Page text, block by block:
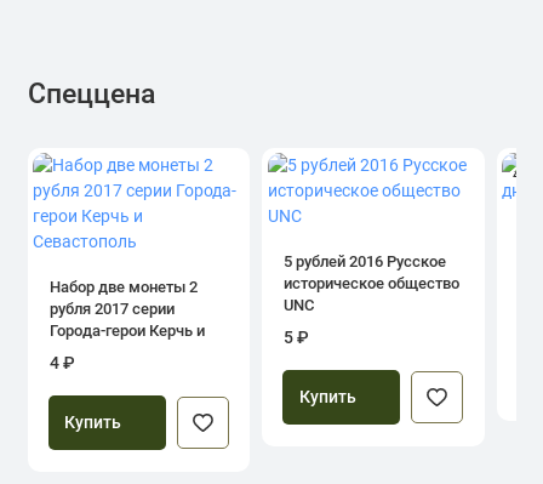
Спеццена
Набор две монеты 2
рубля 2017 серии
Города-герои Керчь и
Севастополь
4 ₽
Купить
5 рублей 2016 Русское
историческое общество
UNC
5 ₽
Купить
4.0